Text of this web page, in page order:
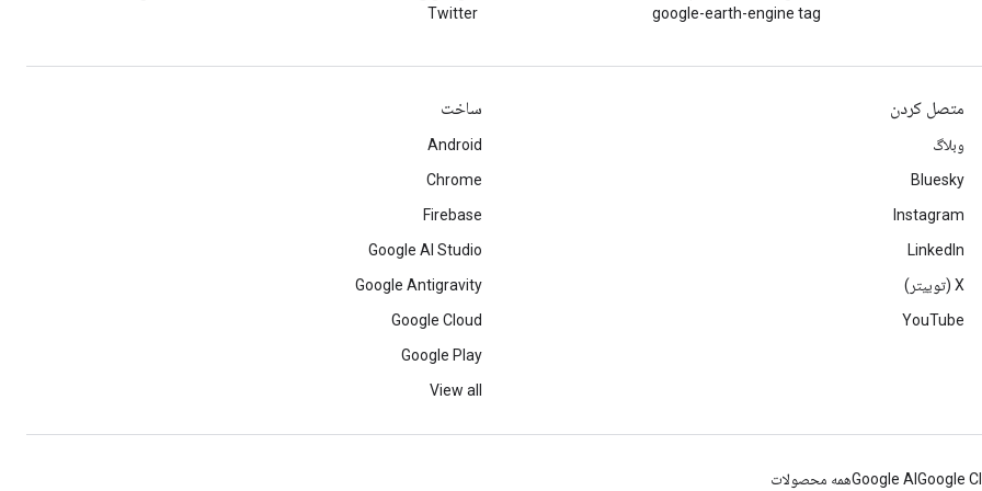
google-earth-engine tag
Twitter
متصل کردن
وبلاگ
Bluesky
Instagram
LinkedIn
‫X (توییتر)
YouTube
ساخت
Android
Chrome
Firebase
Google AI Studio
Google Antigravity
Google Cloud
Google Play
View all
Google
Google AIهمه محصولات